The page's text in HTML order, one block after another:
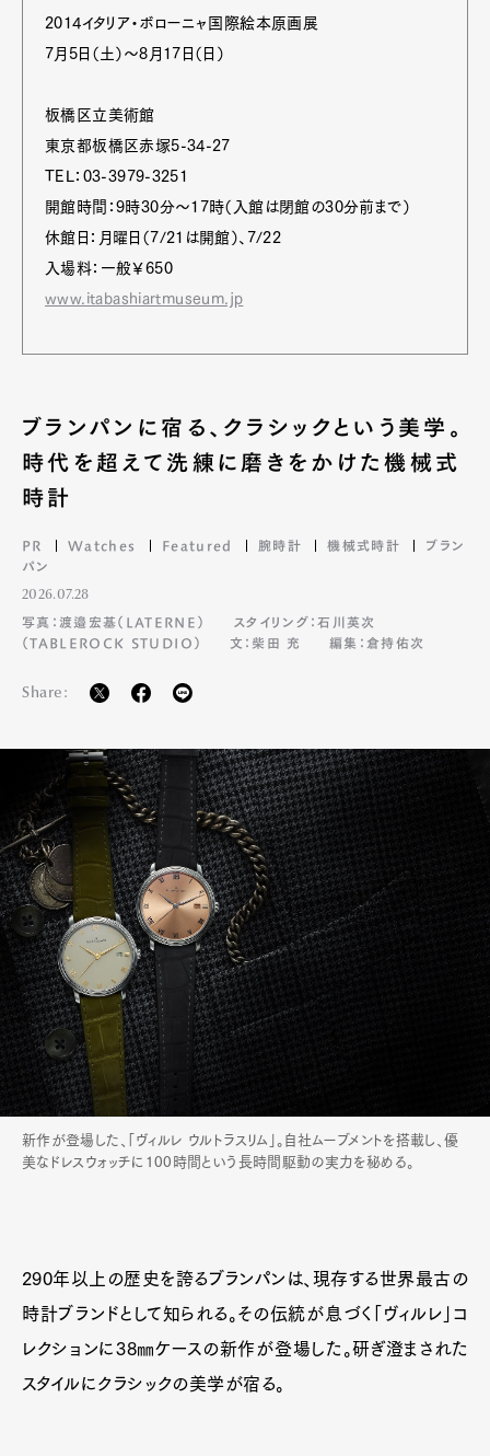
2014イタリア・ボローニャ国際絵本原画展
7月5日（土）～8月17日（日）
板橋区立美術館
東京都板橋区赤塚5-34-27
TEL：03-3979-3251
開館時間：9時30分～17時（入館は閉館の30分前まで）
休館日：月曜日（7/21は開館）、7/22
入場料：一般￥650
www.itabashiartmuseum.jp
ブランパンに宿る、クラシックという美学。
時代を超えて洗練に磨きをかけた機械式
時計
PR Watches Featured 腕時計 機械式時計
ブラン
パン
2026.07.28
写真：渡邉宏基（LATERNE）
スタイリング：石川英次
（TABLEROCK STUDIO）
文：柴田 充 編集：倉持佑次
Share:
新作が登場した、「ヴィルレ ウルトラスリム」。自社ムーブメントを搭載し、優
美なドレスウォッチに100時間という長時間駆動の実力を秘める。
290年以上の歴史を誇るブランパンは、現存する世界最古の
時計ブランドとして知られる。その伝統が息づく「ヴィルレ」コ
レクションに38㎜ケースの新作が登場した。研ぎ澄まされた
スタイルにクラシックの美学が宿る。